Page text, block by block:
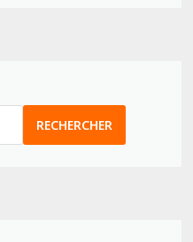
RECHERCHER